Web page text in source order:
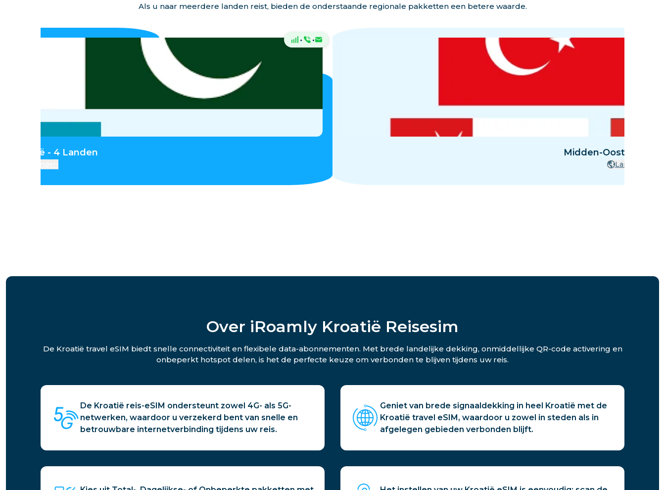
Als u naar meerdere landen reist, bieden de onderstaande regionale pakketten een betere waarde.
· ·
Azië - 4 Landen Midden-Oosten - 8
Landen
Over iRoamly Kroatië Reisesim
De Kroatië travel eSIM biedt snelle connectiviteit en flexibele data-abonnementen. Met brede landelijke dekking, onmiddellijke QR-code activering en
onbeperkt hotspot delen, is het de perfecte keuze om verbonden te blijven tijdens uw reis.
De Kroatië reis-eSIM ondersteunt zowel 4G- als 5G-
netwerken, waardoor u verzekerd bent van snelle en
betrouwbare internetverbinding tijdens uw reis.
Geniet van brede signaaldekking in heel Kroatië met de
Kroatië travel eSIM, waardoor u zowel in steden als in
afgelegen gebieden verbonden blijft.